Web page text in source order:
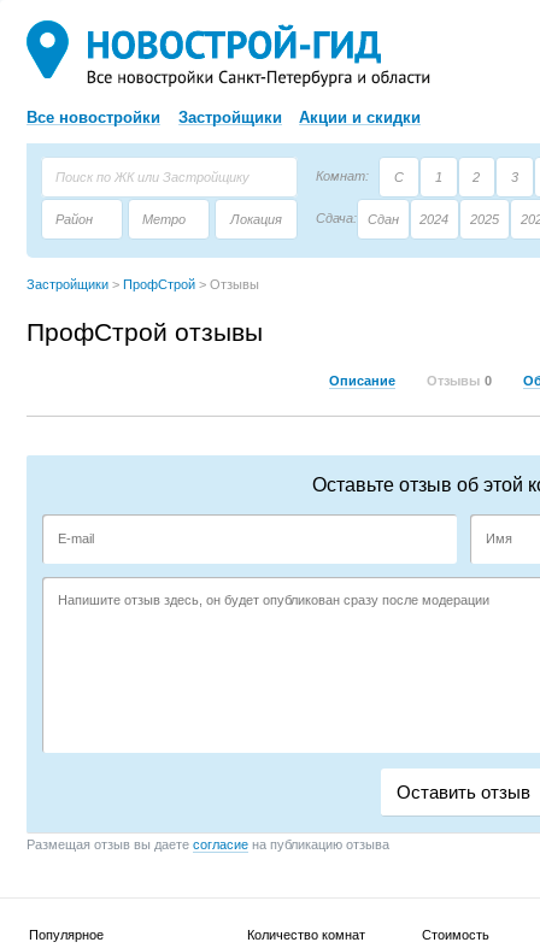
Все новостройки Застройщики Акции и скидки
Комнат: С 1 2 3
Район Метро Локация Сдача: Сдан 2024 2025
Застройщики > ПрофСтрой > Отзывы
ПрофСтрой отзывы
Описание Отзывы 0
Оставьте отзыв об этой
Размещая отзыв вы даетесогласие на публикацию отзыва
Популярное
Количество комнат
Стоимость